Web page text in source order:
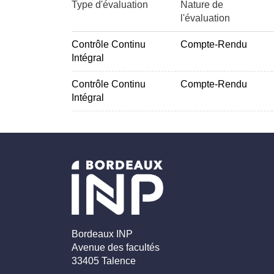
Type d'évaluation
Nature de
l'évaluation
Contrôle Continu
Intégral
Compte-Rendu
Contrôle Continu
Intégral
Compte-Rendu
Bordeaux INP
Avenue des facultés
33405 Talence